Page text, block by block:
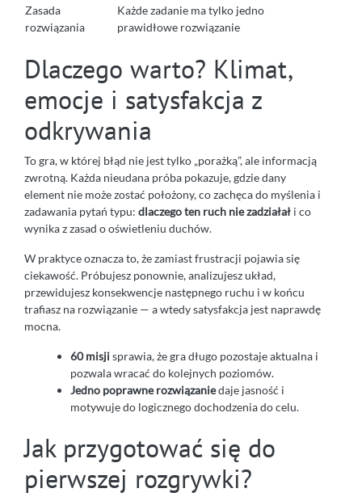
Zasada
rozwiązania
Każde zadanie ma tylko jedno
prawidłowe rozwiązanie
Dlaczego warto? Klimat,
emocje i satysfakcja z
odkrywania
To gra, w której błąd nie jest tylko „porażką”, ale informacją
zwrotną. Każda nieudana próba pokazuje, gdzie dany
element nie może zostać położony, co zachęca do myślenia i
zadawania pytań typu: dlaczego ten ruch nie zadziałał i co
wynika z zasad o oświetleniu duchów.
W praktyce oznacza to, że zamiast frustracji pojawia się
ciekawość. Próbujesz ponownie, analizujesz układ,
przewidujesz konsekwencje następnego ruchu i w końcu
trafiasz na rozwiązanie — a wtedy satysfakcja jest naprawdę
mocna.
60 misjisprawia, że gra długo pozostaje aktualna i
pozwala wracać do kolejnych poziomów.
Jedno poprawne rozwiązaniedaje jasność i
motywuje do logicznego dochodzenia do celu.
Jak przygotować się do
pierwszej rozgrywki?